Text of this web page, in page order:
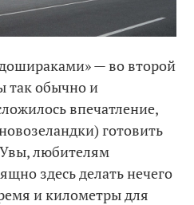
— во второй
так обычно и
впечатление,
готовить
любителям
здесь делать нечего
и километры для